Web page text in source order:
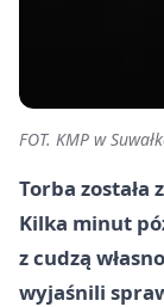
FOT. KMP w
Torba
Kilka minut
z cudzą
wyjaśnili